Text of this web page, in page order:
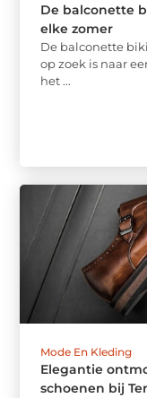
De balconette
elke zomer
De balconette
op zoek is naar
het ...
Mode En Kleding
Elegantie
schoenen bij